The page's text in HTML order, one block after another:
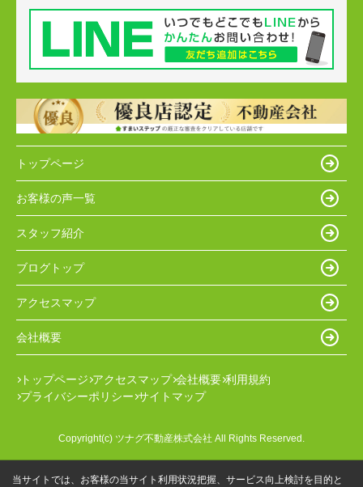
トップページ
お客様の声一覧
スタッフ紹介
ブログトップ
アクセスマップ
会社概要
トップページ アクセスマップ 会社概要 利用規約
プライバシーポリシー サイトマップ
Copyright(c) ツナグ不動産株式会社 All Rights Reserved.
当サイトでは、お客様の当サイト利用状況把握、サービス向上検討を目的と